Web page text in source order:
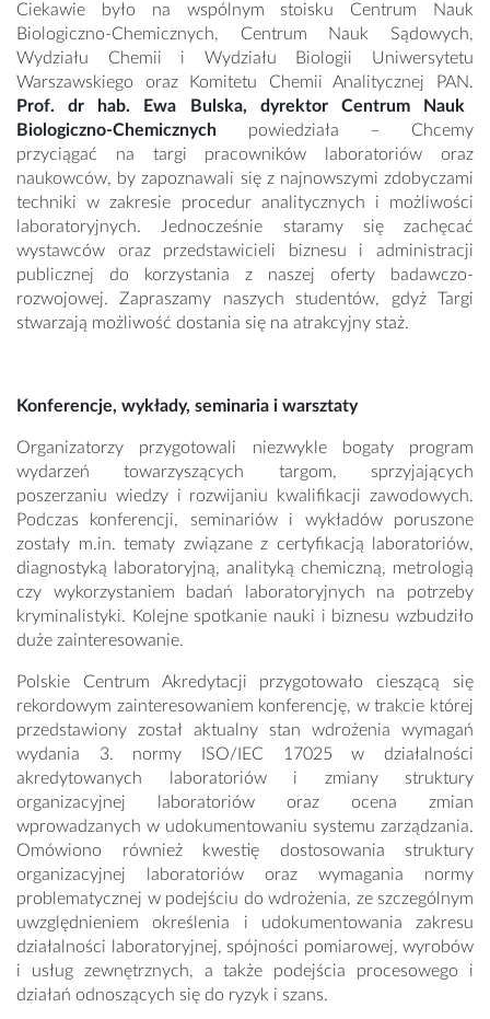
Ciekawie było na wspólnym stoisku Centrum Nauk
Biologiczno-Chemicznych, Centrum Nauk Sądowych,
Wydziału Chemii i Wydziału Biologii Uniwersytetu
Warszawskiego oraz Komitetu Chemii Analitycznej PAN.
Prof. dr hab. Ewa Bulska, dyrektor Centrum
Nauk
Biologiczno-Chemicznych powiedziała – Chcemy
przyciągać na targi pracowników laboratoriów oraz
naukowców, by zapoznawali się z najnowszymi zdobyczami
techniki w zakresie procedur analitycznych i możliwości
laboratoryjnych. Jednocześnie staramy się zachęcać
wystawców oraz przedstawicieli biznesu i administracji
publicznej do korzystania z naszej oferty badawczo-
rozwojowej. Zapraszamy naszych studentów, gdyż Targi
stwarzają możliwość dostania się na atrakcyjny staż.
Konferencje, wykłady, seminaria i warsztaty
Organizatorzy przygotowali niezwykle bogaty program
wydarzeń towarzyszących targom, sprzyjających
poszerzaniu wiedzy i rozwijaniu kwalifikacji zawodowych.
Podczas konferencji, seminariów i wykładów poruszone
zostały m.in. tematy związane z certyfikacją laboratoriów,
diagnostyką laboratoryjną, analityką chemiczną, metrologią
czy wykorzystaniem badań laboratoryjnych na potrzeby
kryminalistyki. Kolejne spotkanie nauki i biznesu wzbudziło
duże zainteresowanie.
Polskie Centrum Akredytacji przygotowało cieszącą się
rekordowym zainteresowaniem konferencję, w trakcie której
przedstawiony został aktualny stan wdrożenia wymagań
wydania 3. normy ISO/IEC 17025 w działalności
akredytowanych laboratoriów i zmiany struktury
organizacyjnej laboratoriów oraz ocena zmian
wprowadzanych w udokumentowaniu systemu zarządzania.
Omówiono również kwestię dostosowania struktury
organizacyjnej laboratoriów oraz wymagania normy
problematycznej w podejściu do wdrożenia, ze szczególnym
uwzględnieniem określenia i udokumentowania zakresu
działalności laboratoryjnej, spójności pomiarowej, wyrobów
i usług zewnętrznych, a także podejścia procesowego i
działań odnoszących się do ryzyk i szans.